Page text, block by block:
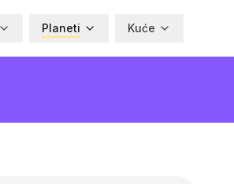
Planeti Kuće